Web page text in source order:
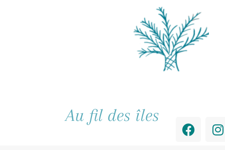
Au fil des îles